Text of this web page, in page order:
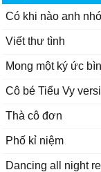
Có khi nào anh
Viết thư tình
Mong một ký ức
Cô bé Tiểu Vy
Thà cô đơn
Phố kỉ niệm
Dancing all night